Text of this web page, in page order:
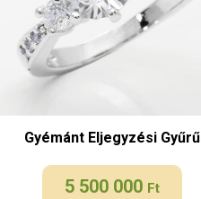
Gyémánt Eljegyzési Gyűrű
5 500 000 Ft